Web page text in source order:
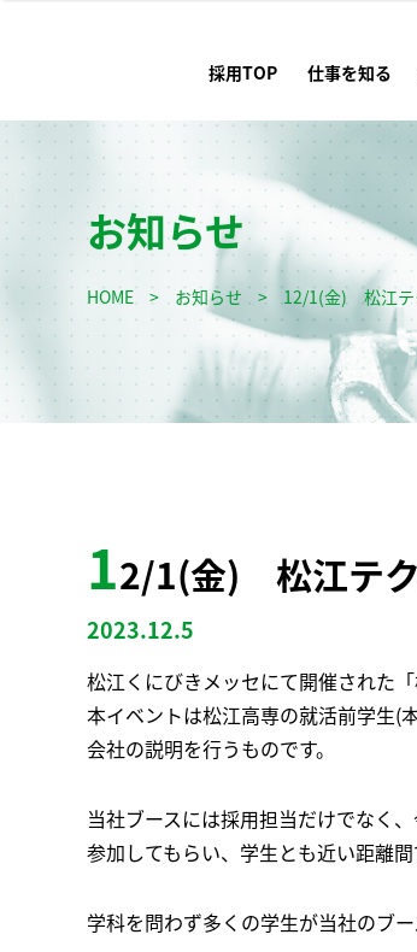
採用TOP 仕事を知る
お知らせ
HOME > お知らせ > 12/1(金) 松江テ
12/1(金) 松江テク
2023.12.5
松江くにびきメッセにて開催された
本イベントは松江高専の就活前学生(
会社の説明を行うものです。
当社ブースには採用担当だけでなく
参加してもらい、学生とも近い距離間
学科を問わず多くの学生が当社のブ